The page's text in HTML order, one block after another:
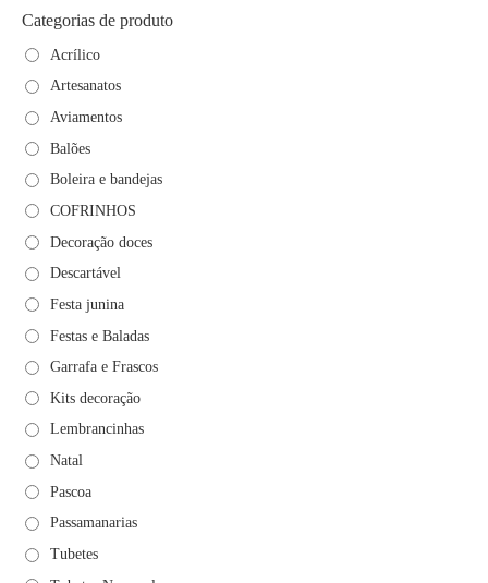
Categorias de produto
Acrílico
Artesanatos
Aviamentos
Balões
Boleira e bandejas
COFRINHOS
Decoração doces
Descartável
Festa junina
Festas e Baladas
Garrafa e Frascos
Kits decoração
Lembrancinhas
Natal
Pascoa
Passamanarias
Tubetes